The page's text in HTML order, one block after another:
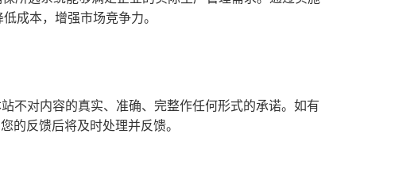
成本，增强市场竞争力。
不对内容的真实、准确、完整作任何形式的承诺。如有
的反馈后将及时处理并反馈。